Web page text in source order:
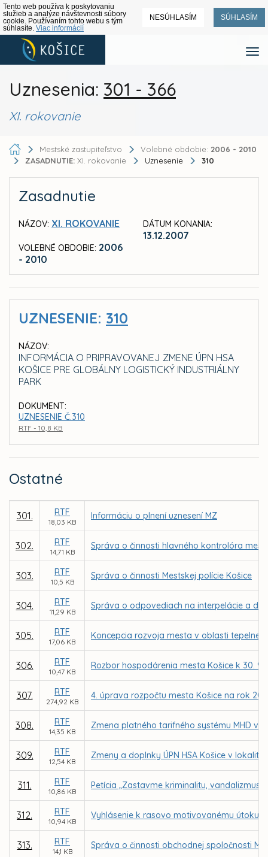
Tento web používa k poskytovaniu
služieb a analýze návštevnosti súbory
cookie. Používaním tohto webu s tým
súhlasíte. Viac informácií
NESÚHLASÍM SÚHLASÍM
Uznesenia: 301 - 366
XI. rokovanie
Mestské zastupiteľstvo Volebné obdobie: 2006 - 2010
ZASADNUTIE: XI. rokovanie Uznesenie 310
Zasadnutie
NÁZOV: XI. ROKOVANIE
VOLEBNÉ OBDOBIE: 2006
- 2010
DÁTUM KONANIA:
13.12.2007
UZNESENIE: 310
NÁZOV:
INFORMÁCIA O PRIPRAVOVANEJ ZMENE ÚPN HSA
KOŠICE PRE GLOBÁLNY LOGISTICKÝ INDUSTRIÁLNY
PARK
DOKUMENT:
UZNESENIE Č.310
RTF - 10,8 KB
Ostatné
301. RTF
18,03 KB
Informáciu o plnení uznesení MZ
302. RTF
14,71 KB
Správa o činnosti hlavného kontrolóra
303. RTF
10,5 KB
Správa o činnosti Mestskej polície Košice
304. RTF
11,29 KB
Správa o odpovediach na interpelácie a
305. RTF
17,06 KB
Koncepcia rozvoja mesta v oblasti tepelnej
306. RTF
10,47 KB
Rozbor hospodárenia mesta Košice k 30. 9.
307. RTF
274,92 KB
4. úprava rozpočtu mesta Košice na rok
308. RTF
14,35 KB
Zmena platného tarifného systému MHD v
309. RTF
12,54 KB
Zmeny a doplnky ÚPN HSA Košice v
311. RTF
10,86 KB
Petícia „Zastavme kriminalitu, vandalizmus
312. RTF
10,94 KB
Vyhlásenie k rasovo motivovanému útoku v
313. RTF
14,1 KB
Správa o činnosti obchodnej spoločnosti